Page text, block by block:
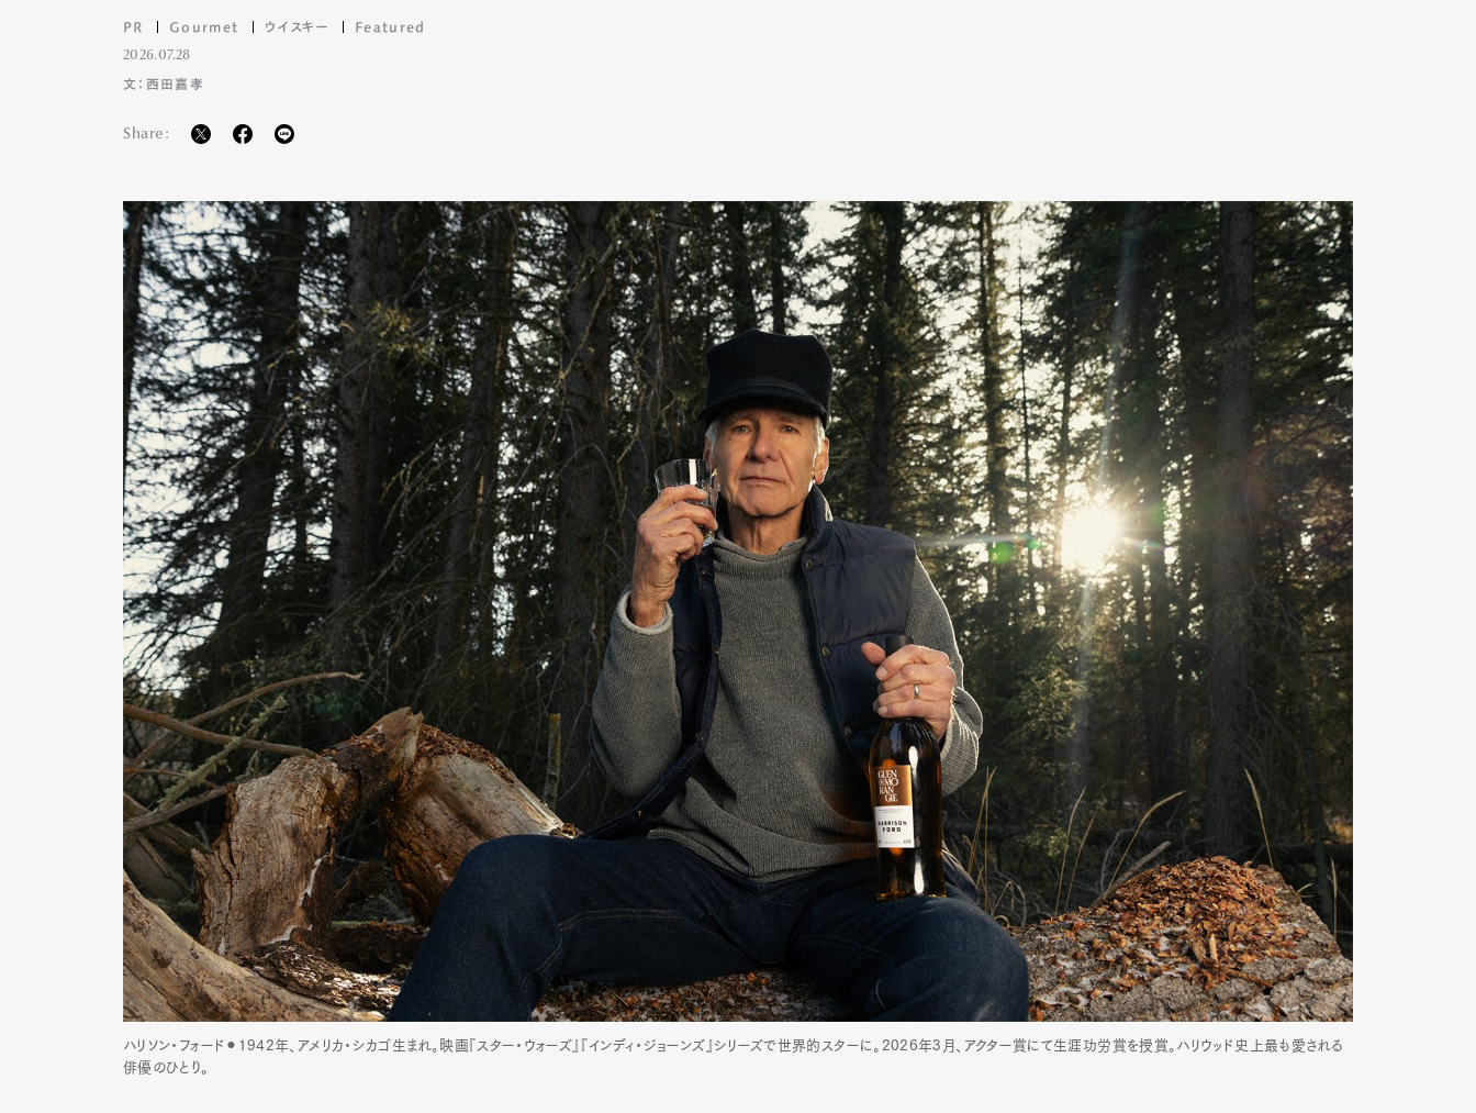
Pen Membership Magazine Official Columnist About Contact
Pen Meet Pen international Pen tw
PR Gourmet ウイスキー Featured
2026.07.28
文：西田嘉孝
Share:
ハリソン・フォード⚫︎1942年、アメリカ・シカゴ生まれ。映画『スター・ウォーズ』『インディ・ジョーンズ』シリーズで世界的スターに。2026年3月、アクター賞にて生涯功労賞を授賞。ハリウッド史上最も愛される
俳優のひとり。